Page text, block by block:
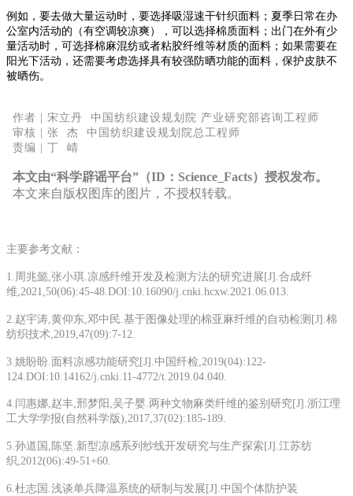
例如，要去做大量运动时，要选择吸湿速干针织面料；夏季日常在办
公室内活动的（有空调较凉爽），可以选择棉质面料；出门在外有少
量活动时，可选择棉麻混纺或者粘胶纤维等材质的面料；如果需要在
阳光下活动，还需要考虑选择具有较强防晒功能的面料，保护皮肤不
被晒伤。
作者 | 宋立丹 中国纺织建设规划院 产业研究部咨询工程师
审核 | 张 杰 中国纺织建设规划院总工程师
责编 | 丁 崝
本文由“科学辟谣平台”（ID：Science_Facts）授权发布。
本文来自版权图库的图片，不授权转载。
主要参考文献：
1.周兆懿,张小琪.凉感纤维开发及检测方法的研究进展[J].合成纤
维,2021,50(06):45-48.DOI:10.16090/j.cnki.hcxw.2021.06.013.
2.赵宇涛,黄仰东,邓中民.基于图像处理的棉亚麻纤维的自动检测[J].棉
纺织技术,2019,47(09):7-12.
3.姚盼盼.面料凉感功能研究[J].中国纤检,2019(04):122-
124.DOI:10.14162/j.cnki.11-4772/t.2019.04.040.
4.闫惠娜,赵丰,邢梦阳,吴子婴.两种文物麻类纤维的鉴别研究[J].浙江理
工大学学报(自然科学版),2017,37(02):185-189.
5.孙道国,陈坚.新型凉感系列纱线开发研究与生产探索[J].江苏纺
织,2012(06):49-51+60.
6.杜志国.浅谈单兵降温系统的研制与发展[J].中国个体防护装